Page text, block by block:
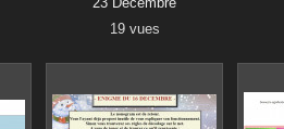
19 vues